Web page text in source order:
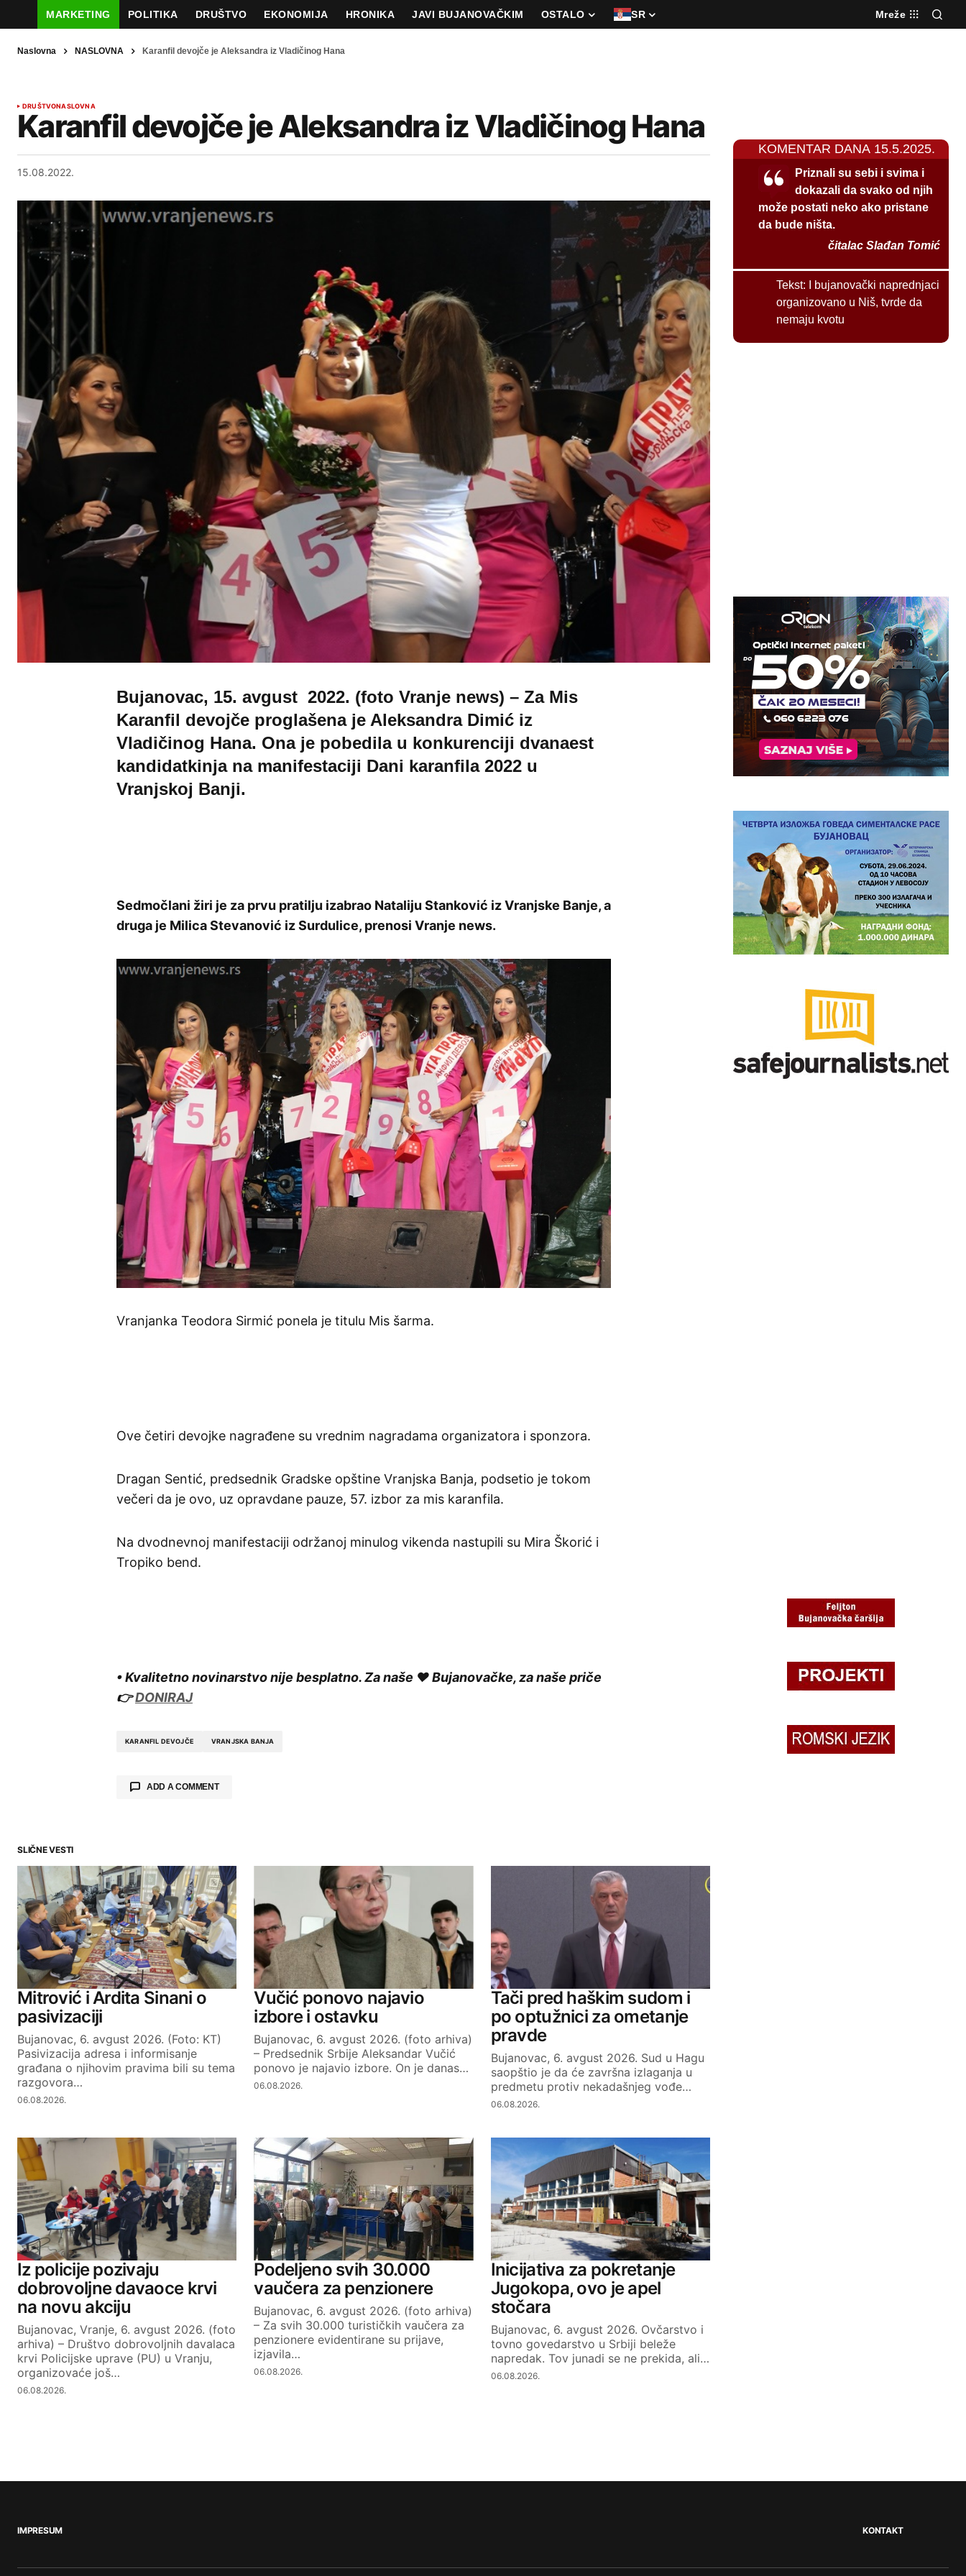
MARKETING POLITIKA DRUŠTVO EKONOMIJA HRONIKA JAVI BUJANOVAČKIM OSTALO SR Mreže
Naslovna NASLOVNA Karanfil devojče je Aleksandra iz Vladičinog Hana
DRUŠTVONASLOVNA
Karanfil devojče je Aleksandra iz Vladičinog Hana
15.08.2022.
Bujanovac, 15. avgust 2022. (foto Vranje news) – Za Mis
Karanfil devojče proglašena je Aleksandra Dimić iz
Vladičinog Hana. Ona je pobedila u konkurenciji dvanaest
kandidatkinja na manifestaciji Dani karanfila 2022 u
Vranjskoj Banji.
Sedmočlani žiri je za prvu pratilju izabrao Nataliju Stanković iz Vranjske Banje, a
druga je Milica Stevanović iz Surdulice, prenosi Vranje news.
Vranjanka Teodora Sirmić ponela je titulu Mis šarma.
Ove četiri devojke nagrađene su vrednim nagradama organizatora i sponzora.
Dragan Sentić, predsednik Gradske opštine Vranjska Banja, podsetio je tokom
večeri da je ovo, uz opravdane pauze, 57. izbor za mis karanfila.
Na dvodnevnoj manifestaciji održanoj minulog vikenda nastupili su Mira Škorić i
Tropiko bend.
• Kvalitetno novinarstvo nije besplatno. Za naše ❤️ Bujanovačke, za naše priče
👉DONIRAJ
KARANFIL DEVOJČE VRANJSKA BANJA
ADD A COMMENT
Comment*
Your Name Your E-mail
SUBMIT COMMENT
SLIČNE VESTI
Mitrović i Ardita Sinani o
pasivizaciji
Bujanovac, 6. avgust 2026. (Foto: KT)
Pasivizacija adresa i informisanje
građana o njihovim pravima bili su tema
razgovora…
06.08.2026.
Vučić ponovo najavio
izbore i ostavku
Bujanovac, 6. avgust 2026. (foto arhiva)
– Predsednik Srbije Aleksandar Vučić
ponovo je najavio izbore. On je danas…
06.08.2026.
Tači pred haškim sudom i
po optužnici za ometanje
pravde
Bujanovac, 6. avgust 2026. Sud u Hagu
saopštio je da će završna izlaganja u
predmetu protiv nekadašnjeg vođe…
06.08.2026.
Iz policije pozivaju
dobrovoljne davaoce krvi
na novu akciju
Bujanovac, Vranje, 6. avgust 2026. (foto
arhiva) – Društvo dobrovoljnih davalaca
krvi Policijske uprave (PU) u Vranju,
organizovaće još…
06.08.2026.
Podeljeno svih 30.000
vaučera za penzionere
Bujanovac, 6. avgust 2026. (foto arhiva)
– Za svih 30.000 turističkih vaučera za
penzionere evidentirane su prijave,
izjavila…
06.08.2026.
Inicijativa za pokretanje
Jugokopa, ovo je apel
stočara
Bujanovac, 6. avgust 2026. Ovčarstvo i
tovno govedarstvo u Srbiji beleže
napredak. Tov junadi se ne prekida, ali…
06.08.2026.
KOMENTAR DANA 15.5.2025.
Priznali su sebi i svima i
dokazali da svako od njih
može postati neko ako pristane
da bude ništa.
čitalac Slađan Tomić
Tekst:
I bujanovački naprednjaci
organizovano u Niš, tvrde da
nemaju kvotu
IMPRESUM KONTAKT